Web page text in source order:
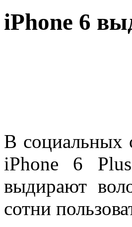
iPhone 6
В социальных
iPhone 6
выдирают
сотни